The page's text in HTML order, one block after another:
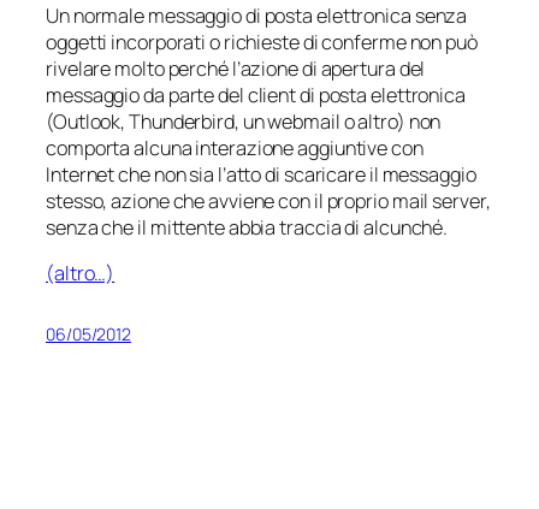
Un normale messaggio di posta elettronica senza
oggetti incorporati o richieste di conferme non può
rivelare molto perché l’azione di apertura del
messaggio da parte del client di posta elettronica
(Outlook, Thunderbird, un webmail o altro) non
comporta alcuna interazione aggiuntive con
Internet che non sia l’atto di scaricare il messaggio
stesso, azione che avviene con il proprio mail server,
senza che il mittente abbia traccia di alcunché.
(altro…)
06/05/2012